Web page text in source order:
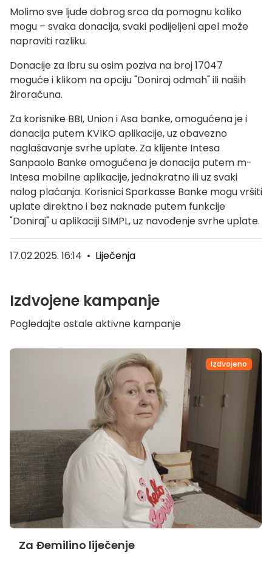
Molimo sve ljude dobrog srca da pomognu koliko
mogu – svaka donacija, svaki podijeljeni apel može
napraviti razliku.
Donacije za Ibru su osim poziva na broj 17047
moguće i klikom na opciju "Doniraj odmah" ili naših
žiroračuna.
Za korisnike BBI, Union i Asa banke, omogućena je i
donacija putem KVIKO aplikacije, uz obavezno
naglašavanje svrhe uplate. Za klijente Intesa
Sanpaolo Banke omogućena je donacija putem m-
Intesa mobilne aplikacije, jednokratno ili uz svaki
nalog plaćanja. Korisnici Sparkasse Banke mogu vršiti
uplate direktno i bez naknade putem funkcije
"Doniraj" u aplikaciji SIMPL, uz navođenje svrhe uplate.
17.02.2025. 16:14 • Liječenja
Izdvojene kampanje
Pogledajte ostale aktivne kampanje
Izdvojeno
Za Đemilino liječenje